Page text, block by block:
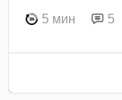
5 мин 5